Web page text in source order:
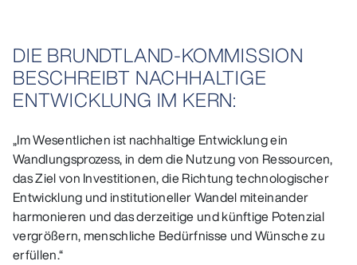
DIE BRUNDTLAND-KOMMISSION
BESCHREIBT NACHHALTIGE
ENTWICKLUNG IM KERN:
„Im Wesentlichen ist nachhaltige Entwicklung ein
Wandlungsprozess, in dem die Nutzung von Ressourcen,
das Ziel von Investitionen, die Richtung technologischer
Entwicklung und institutioneller Wandel miteinander
harmonieren und das derzeitige und künftige Potenzial
vergrößern, menschliche Bedürfnisse und Wünsche zu
erfüllen.“